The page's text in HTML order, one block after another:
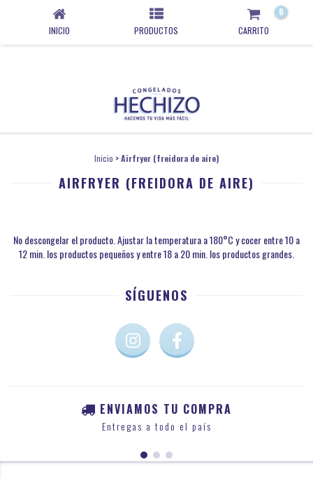
INICIO PRODUCTOS CARRITO
0
Inicio > Airfryer (freidora de aire)
AIRFRYER (FREIDORA DE AIRE)
No descongelar el producto. Ajustar la temperatura a 180°C y cocer entre 10 a
12 min. los productos pequeños y entre 18 a 20 min. los productos grandes.
SÍGUENOS
ENVIAMOS TU COMPRA
Entregas a todo el país